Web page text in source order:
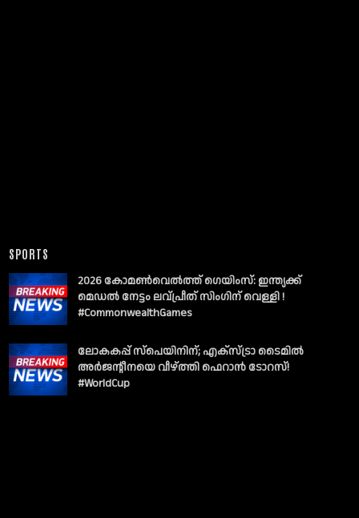
SPORTS
2026 കോമൺവെൽത്ത് ഗെയിംസ്: ഇന്ത്യക്ക്
മെഡൽ നേട്ടം ലവ്പ്രീത് സിംഗിന് വെള്ളി !
#CommonwealthGames
ലോകകപ്പ് സ്പെയിനിന്; എക്സ്ട്രാ ടൈമിൽ
അർജന്റീനയെ വീഴ്ത്തി ഫെറാൻ ടോറസ്!
#WorldCup